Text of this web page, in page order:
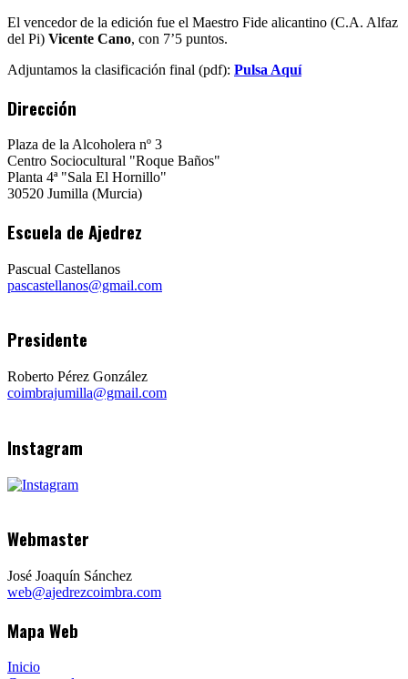
El vencedor de la edición fue el Maestro Fide alicantino (C.A. Alfaz
del Pi) Vicente Cano, con 7’5 puntos.
Adjuntamos la clasificación final (pdf): Pulsa Aquí
Dirección
Plaza de la Alcoholera nº 3
Centro Sociocultural "Roque Baños"
Planta 4ª "Sala El Hornillo"
30520 Jumilla (Murcia)
Escuela de Ajedrez
Pascual Castellanos
pascastellanos@gmail.com
Presidente
Roberto Pérez González
coimbrajumilla@gmail.com
Instagram
Webmaster
José Joaquín Sánchez
web@ajedrezcoimbra.com
Mapa Web
Inicio